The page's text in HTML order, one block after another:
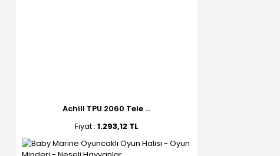
Achill TPU 2060 Tele ...
Fiyat : 1.293,12 TL